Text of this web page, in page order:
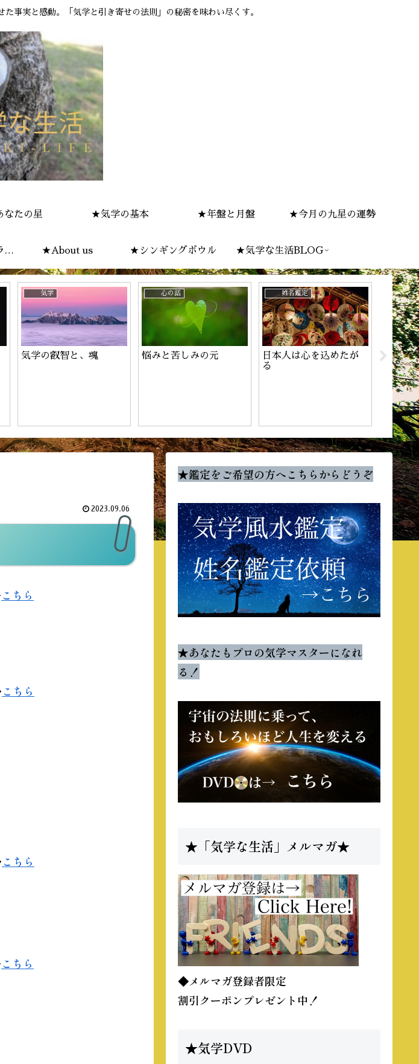
事実と感動。「気学と引き寄せの法則」の秘密を味わい尽くす。
たの星 ★気学の基本 ★年盤と月盤 ★今月の九星の運勢
ピ ★About us ★シンギングボウル ★気学な生活BLOG
気学
気学の叡智と、魂
心の話
悩みと苦しみの元
姓名鑑定
日本人は心を込めたが
る
姓名
チャン
2023.09.06
こちら
こちら
こちら
こちら
★鑑定をご希望の方へこちらからどうぞ
★あなたもプロの気学マスターになれ
る！
★「気学な生活」メルマガ★
◆メルマガ登録者限定
割引クーポンプレゼント中！
★気学DVD